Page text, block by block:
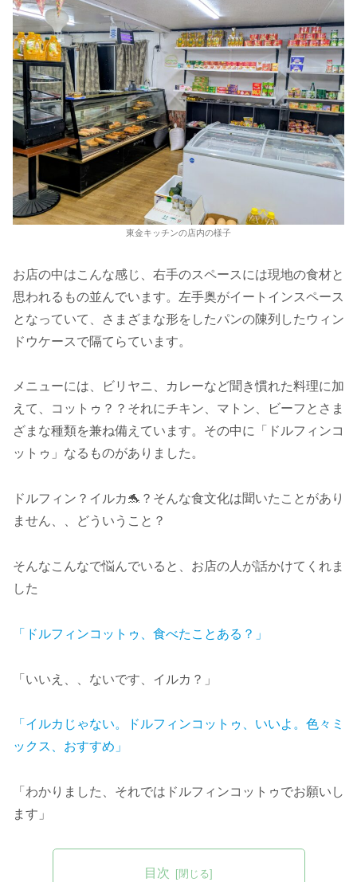
東金キッチンの店内の様子
お店の中はこんな感じ、右手のスペースには現地の食材と
思われるもの並んでいます。左手奥がイートインスペース
となっていて、さまざまな形をしたパンの陳列したウィン
ドウケースで隔てらています。
メニューには、ビリヤニ、カレーなど聞き慣れた料理に加
えて、コットゥ？？それにチキン、マトン、ビーフとさま
ざまな種類を兼ね備えています。その中に「ドルフィンコ
ットゥ」なるものがありました。
ドルフィン？イルカ🐬？そんな食文化は聞いたことがあり
ません、、どういうこと？
そんなこんなで悩んでいると、お店の人が話かけてくれま
した
「ドルフィンコットゥ、食べたことある？」
「いいえ、、ないです、イルカ？」
「 イルカ じゃない。
ドルフィンコットゥ、いいよ。色々ミ
ックス、おすすめ」
「わかりました、それではドルフィンコットゥでお願いし
ます」
目次